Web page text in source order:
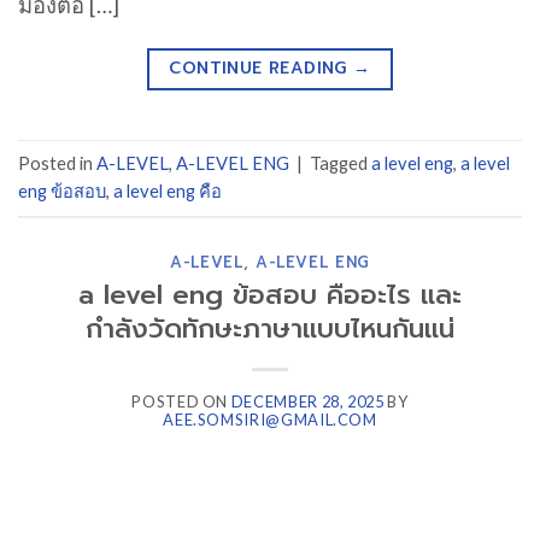
มองต่อ […]
CONTINUE READING →
Posted in A-LEVEL, A-LEVEL ENG | Tagged a level eng, a level
eng ข้อสอบ, a level eng คือ
A-LEVEL, A-LEVEL ENG
a level eng ข้อสอบ คืออะไร และ
กำลังวัดทักษะภาษาแบบไหนกันแน่
POSTED ON DECEMBER 28, 2025BY
AEE.SOMSIRI@GMAIL.COM